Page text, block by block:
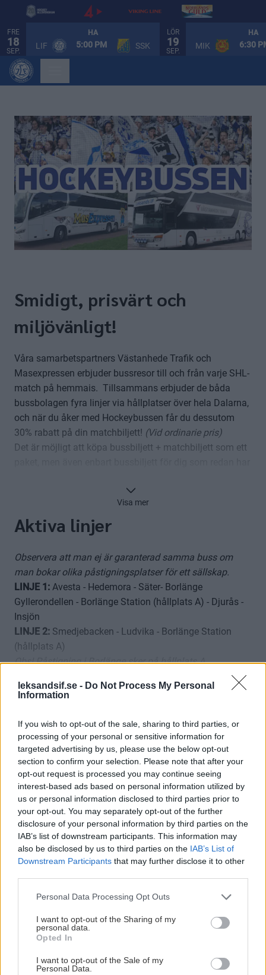
leksandsif.se - Do Not Process My Personal
Information
If you wish to opt-out of the sale, sharing to third parties, or
processing of your personal or sensitive information for
targeted advertising by us, please use the below opt-out
section to confirm your selection. Please note that after your
opt-out request is processed you may continue seeing
interest-based ads based on personal information utilized by
us or personal information disclosed to third parties prior to
your opt-out. You may separately opt-out of the further
disclosure of your personal information by third parties on the
IAB’s list of downstream participants. This information may
also be disclosed by us to third parties on the IAB’s List of
Downstream Participants that may further disclose it to other
Please note that this website/app uses one or more Google
not limited to your visit or usage behaviour. You may click to
grant or deny consent to Google and its third-party tags to
use your data for below specified purposes in below Google
consent section.
Personal Data Processing Opt Outs
I want to opt-out of the Sharing of my
personal data.
Opted In
I want to opt-out of the Sale of my
Personal Data.
FRE
18
SEP.
HA
LIF 5:00 PM SSK
LÖR
19
SEP.
HA
MIK 6:30
Smidigt, prisvärt och
miljövänligt!
Våra samarbetspartners Västanhede Trafik och
Masexpressen erbjuder bussresor till och från varje SHL-
match på hemmais. Tillsammans erbjuder de båda
bussbolagen fyra linjer via hållplatser över hela Dalarna,
och när du åker med Hockeybussen får du dessutom
30% rabatt på din matchbiljett! (Vid ordinarie pris)
Det är möjligt att köpa bussbiljett + matchbiljett som ett
Hur bra som helst helt enkelt!
❗RESOR I KVALSPELET
SÖNDAG 22 MARS - Samtliga linjer aktiva
TISDAG 24 MARS - Linje 1, 2, 3 aktiva
Visa mer
Aktiva linjer
Observera att man ej är garanterad samma buss om
man bokar olika påstigningsplatser för ett sällskap.
LINJE 1: Avesta - Hedemora - Säter- Borlänge
Gyllerondellen - Borlänge Station (hållplats A) - Djurås -
Insjön
LINJE 2: Smedjebacken - Ludvika - Borlänge Station
(hållplats A)
Obs! Påstigning i Borlänge sker på hållplats A.
Älvdalen - Orsa - Mora - Rättvik - Soltäktsgården
- Tällberg
mot Brynäs): Malung - Yttermalung - Äppelbo - Vansbro -
Dala-Järna
För hemresan är avgångstiden från Tegera Arena 20
minuter efter slutsignal. Bussarna står på
bussparkeringen som ligger mittemot Actic.
SÅ HÄR GÖR DU
Klicka på bilderna nedan för att välja om du vill köpa
enbart bussresan eller paketet med matchbiljett +
bussresa. Du som vill köpa match+buss-paketet klickar
dig först fram till den match som du vill gå på, därefter
väljer du biljetttyp och efter ditt platsval kommer du
slutligen att kunna välja till bussresan.
Frågor? Kontakta Biljettavdelningen